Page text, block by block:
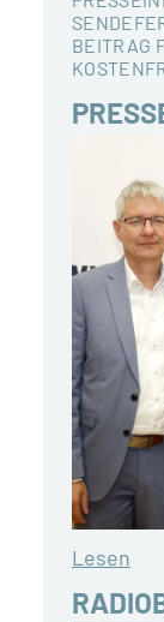
BEITRAG
Lesen